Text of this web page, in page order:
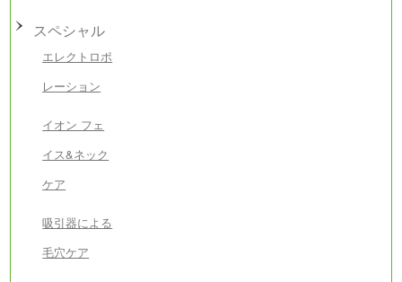
スペシャル
エレクトロポ
レーション
イオン フェ
イス&ネック
ケア
吸引器による
毛穴ケア